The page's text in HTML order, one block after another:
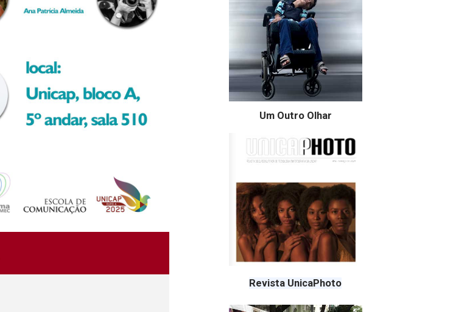
Um Outro Olhar
Revista UnicaPhoto